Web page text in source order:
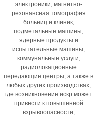
электроники, магнитно-
резонансная томография
больниц и клиник,
подметальные машины,
ядерные продукты и
испытательные машины,
коммунальные услуги,
радиолокационные
передающие центры; а также в
любых других производствах,
где возникновение искр может
привести к повышенной
взрывоопасности;